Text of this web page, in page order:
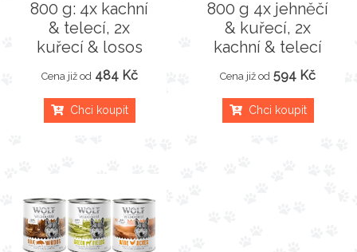
800 g: 4x kachní
& telecí, 2x
kuřecí & losos
Cena již od 484 Kč
Chci koupit
800 g 4x jehněčí
& kuřecí, 2x
kachní & telecí
Cena již od 594 Kč
Chci koupit